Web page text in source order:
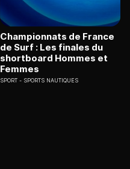
Championnats de France
de Surf : Les finales du
shortboard Hommes et
Femmes
SPORT SPORTS NAUTIQUES